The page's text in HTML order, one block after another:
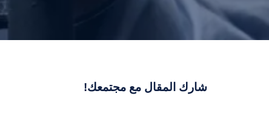
شارك المقال مع مجتمعك!